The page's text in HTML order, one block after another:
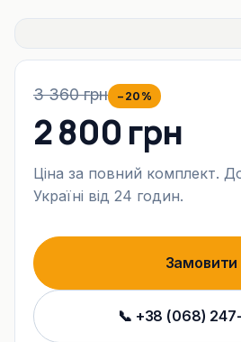
3 360 грн −20%
2 800 грн
Ціна за повний комплект.
Україні від 24 годин.
Замовити
📞 +38 (068)